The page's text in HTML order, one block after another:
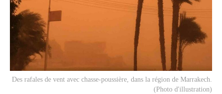
Des rafales de vent avec chasse-poussière, dans la région de Marrakech.
(Photo d'illustration)